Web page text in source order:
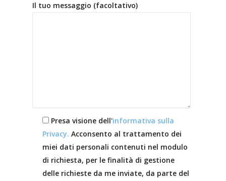
Il tuo messaggio (facoltativo)
Presa visione dell'informativa sulla
Privacy. Acconsento al trattamento dei
miei dati personali contenuti nel modulo
di richiesta, per le finalità di gestione
delle richieste da me inviate, da parte del